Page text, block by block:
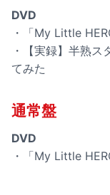
DVD
・「My Little
・【実録】半熟
てみた
通常盤
DVD
・「My Little